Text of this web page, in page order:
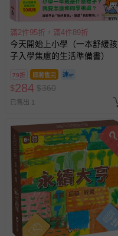
滿2件95折，滿4件89折
今天開始上小學（一本舒緩孩
子入學焦慮的生活準備書）
79折 即將售完
$284 $360
已售出 1